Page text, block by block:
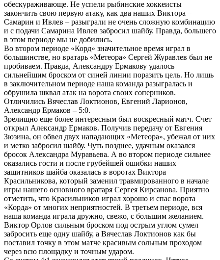
обескураживающе. Не успели рыбинские хоккеисты
закончить свою первую атаку, как два наших Виктора –
Самарин и Ивлев – разыграли не очень сложную комбинацию
и с подачи Самарина Ивлев забросил шайбу. Правда, большего
в этом периоде мы не добились.
Во втором периоде «Корд» значительное время играл в
большинстве, но вратарь «Метеора» Сергей Журавлев был не
пробиваем. Правда, Александру Ермакову удалось
сильнейшим броском от синей линии поразить цель. Но лишь
в заключительном периоде наша команда разыгралась и
обрушила шквал атак на ворота своих соперников.
Отличились Вячеслав Локтионов, Евгений Ларионов,
Александр Ермаков – 5:0.
Зрелищно еще более интересным был воскресный матч. Счет
открыл Александр Ермаков. Получив передачу от Евгения
Зюзина, он обвел двух нападающих «Метеора», убежал от них
и метко забросил шайбу. Чуть позднее, удачным оказался
бросок Александра Муравьева. А во втором периоде сильнее
оказались гости и после грубейшей ошибки наших
защитников шайба оказалась в воротах Виктора
Красильникова, который заменил травмированного в начале
игры нашего основного вратаря Сергея Кирсанова. Приятно
отметить, что Красильников играл хорошо и спас ворота
«Корда» от многих неприятностей. В третьем периоде, вся
наша команда играла дружно, свежо, с большим желанием.
Виктор Орлов сильным броском под острым углом сумел
забросить еще одну шайбу, а Вячеслав Локтионов как бы
поставил точку в этом матче красивым сольным проходом
через всю площадку и точным ударом.